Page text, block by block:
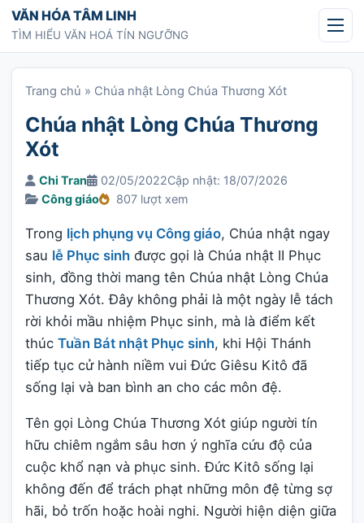
Chuyển tới nội dung
VĂN HÓA TÂM LINH
TÌM HIỂU VĂN HOÁ TÍN NGƯỠNG
Trang chủ » Chúa nhật Lòng Chúa Thương Xót
Chúa nhật Lòng Chúa Thương
Xót
Chi Tran 02/05/2022Cập nhật: 18/07/2026
Công giáo
807 lượt xem
Trong lịch phụng vụ Công giáo, Chúa nhật ngay
sau lễ Phục sinh được gọi là Chúa nhật II Phục
sinh, đồng thời mang tên Chúa nhật Lòng Chúa
Thương Xót. Đây không phải là một ngày lễ tách
rời khỏi mầu nhiệm Phục sinh, mà là điểm kết
thúc Tuần Bát nhật Phục sinh, khi Hội Thánh
tiếp tục cử hành niềm vui Đức Giêsu Kitô đã
sống lại và ban bình an cho các môn đệ.
Tên gọi Lòng Chúa Thương Xót giúp người tín
hữu chiêm ngắm sâu hơn ý nghĩa cứu độ của
cuộc khổ nạn và phục sinh. Đức Kitô sống lại
không đến để trách phạt những môn đệ từng sợ
hãi, bỏ trốn hoặc hoài nghi. Người hiện diện giữa